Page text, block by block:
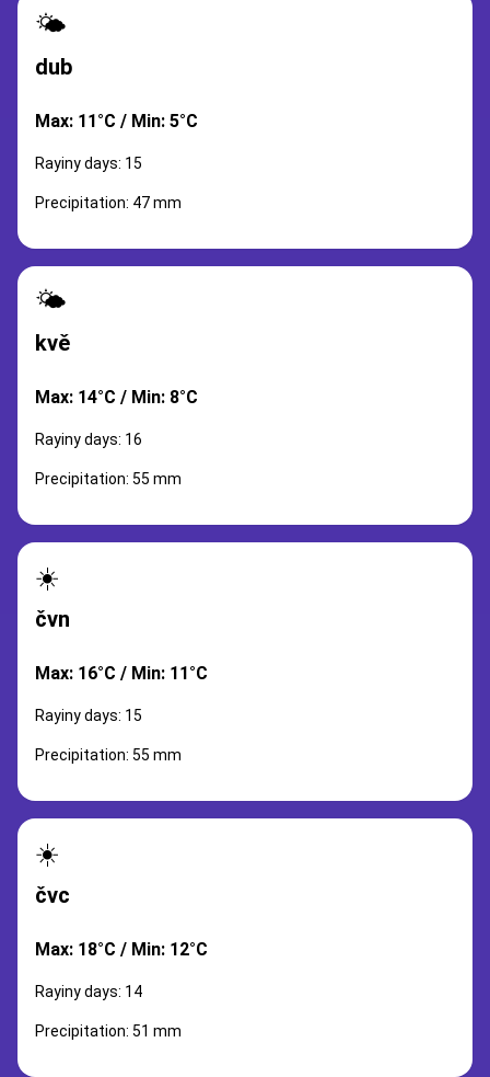
🌤️
dub
Max: 11°C / Min: 5°C
Rayiny days: 15
Precipitation: 47 mm
🌤️
kvě
Max: 14°C / Min: 8°C
Rayiny days: 16
Precipitation: 55 mm
☀️
čvn
Max: 16°C / Min: 11°C
Rayiny days: 15
Precipitation: 55 mm
☀️
čvc
Max: 18°C / Min: 12°C
Rayiny days: 14
Precipitation: 51 mm